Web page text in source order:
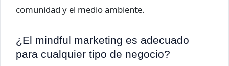
comunidad y el medio ambiente.
¿El mindful marketing es adecuado
para cualquier tipo de negocio?